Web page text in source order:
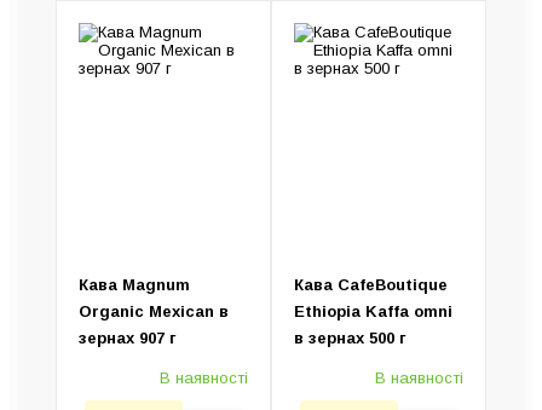
Кавомашини Кавомолки
Кава Magnum
Organic Mexican в
зернах 907 г
В наявності
Кава CafeBoutique
Ethiopia Kaffa omni
в зернах 500 г
В наявності